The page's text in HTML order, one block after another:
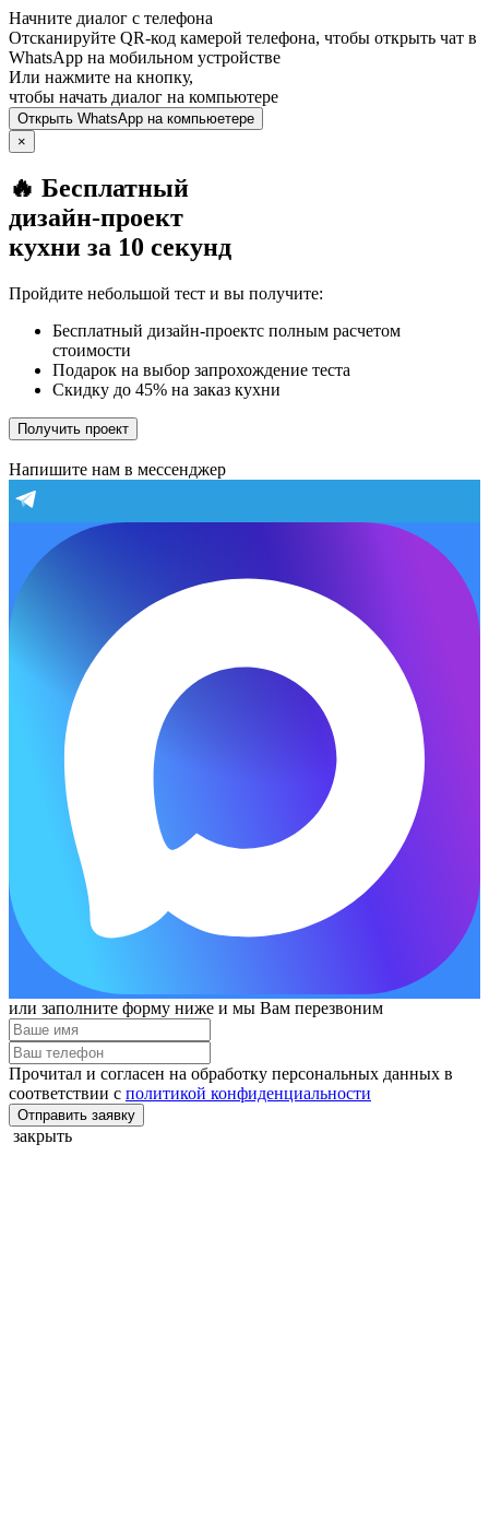
Начните диалог с телефона
Отсканируйте QR-код камерой телефона, чтобы открыть чат в
WhatsApp на мобильном устройстве
Или нажмите на кнопку,
чтобы начать диалог на компьютере
Открыть WhatsApp на компьюетере
×
🔥 Бесплатный
дизайн-проект
кухни за 10 секунд
Пройдите небольшой тест и вы получите:
Бесплатный дизайн-проектс полным расчетом
стоимости
Подарок на выбор запрохождение теста
Скидку до 45% на заказ кухни
Получить проект
Напишите нам в мессенджер
или заполните форму ниже и мы Вам перезвоним
Прочитал и согласен на обработку персональных данных в
соответствии с политикой конфиденциальности
Отправить заявку
закрыть